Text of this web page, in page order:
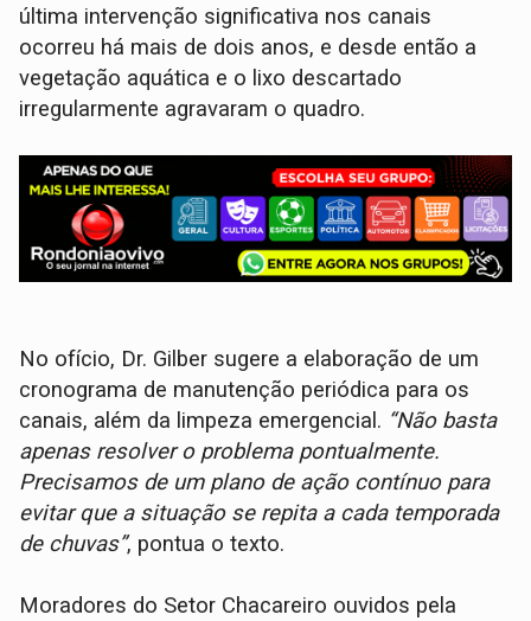
última intervenção significativa nos canais
ocorreu há mais de dois anos, e desde então a
vegetação aquática e o lixo descartado
irregularmente agravaram o quadro.
No ofício, Dr. Gilber sugere a elaboração de um
cronograma de manutenção periódica para os
canais, além da limpeza emergencial. “Não basta
apenas resolver o problema pontualmente.
Precisamos de um plano de ação contínuo para
evitar que a situação se repita a cada temporada
de chuvas”, pontua o texto.
Moradores do Setor Chacareiro ouvidos pela